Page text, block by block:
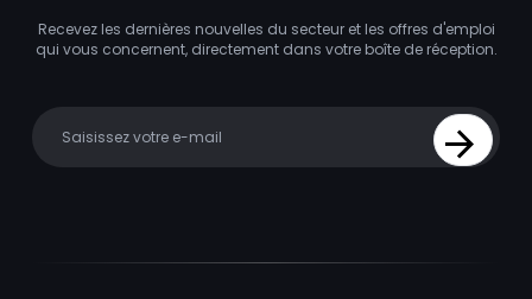
Recevez les dernières nouvelles du secteur et les offres d'emploi
qui vous concernent, directement dans votre boîte de réception.
Sign Up